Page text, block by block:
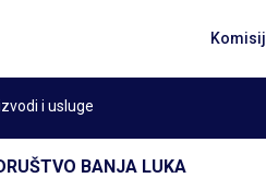
i usluge
BANJA LUKA